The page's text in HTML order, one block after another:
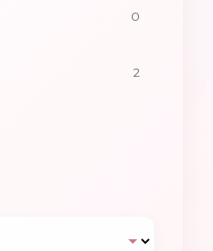
0
2